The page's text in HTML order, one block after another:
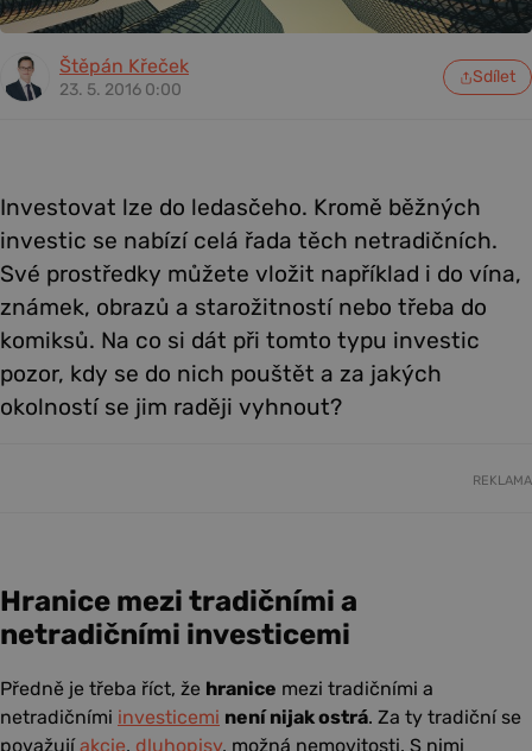
Štěpán Křeček
23. 5. 2016 0:00
Sdílet
Investovat lze do ledasčeho. Kromě běžných
investic se nabízí celá řada těch netradičních.
Své prostředky můžete vložit například i do vína,
známek, obrazů a starožitností nebo třeba do
komiksů. Na co si dát při tomto typu investic
pozor, kdy se do nich pouštět a za jakých
okolností se jim raději vyhnout?
REKLAMA
Hranice mezi tradičními a
netradičními investicemi
Předně je třeba říct, že hranice mezi tradičními a
netradičními investicemi není nijak ostrá. Za ty tradiční se
považujíakcie, dluhopisy, možná nemovitosti. S nimi